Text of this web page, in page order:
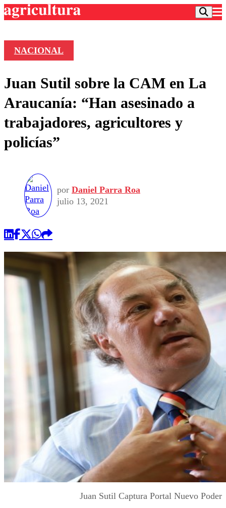
Frecuencias
Agricultura TV
Deportes
Colo Colo
Motor
Torneo Nacional
Universidad Católica
Entretención
Noticias
Nacional
Política
Programas
Comercial
NACIONAL
Juan Sutil sobre la CAM en La
Araucanía: “Han asesinado a
trabajadores, agricultores y
policías”
por Daniel Parra Roa
julio 13, 2021
Juan Sutil Captura Portal Nuevo Poder